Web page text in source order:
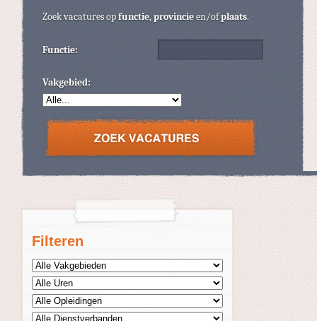
Filteren
Zoek vacatures opfunctie,provincieen/ofplaats.
Functie:
Vakgebied: